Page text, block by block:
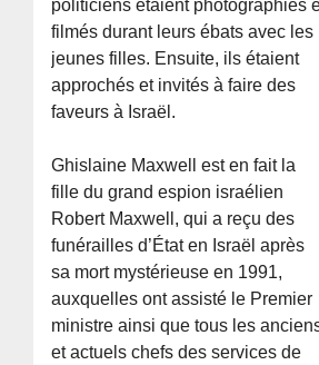
politiciens étaient photographiés
filmés durant leurs ébats avec les
jeunes filles. Ensuite, ils étaient
approchés et invités à faire des
faveurs à Israël.
Ghislaine Maxwell est en fait la
fille du grand espion israélien
Robert Maxwell, qui a reçu des
funérailles d’État en Israël après
sa mort mystérieuse en 1991,
auxquelles ont assisté le Premier
ministre ainsi que tous les
et actuels chefs des services de